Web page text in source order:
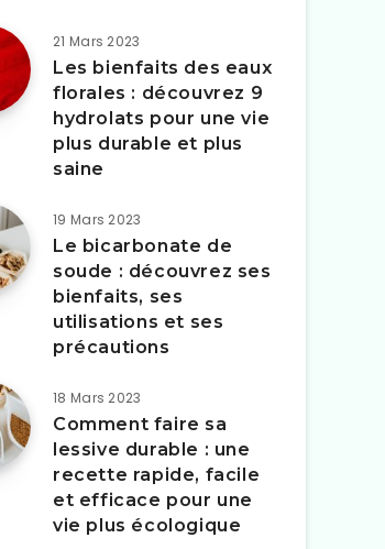
21 Mars 2023
Les bienfaits des eaux
florales : découvrez 9
hydrolats pour une vie
plus durable et plus
saine
19 Mars 2023
Le bicarbonate de
soude : découvrez ses
bienfaits, ses
utilisations et ses
précautions
18 Mars 2023
Comment faire sa
lessive durable : une
recette rapide, facile
et efficace pour une
vie plus écologique